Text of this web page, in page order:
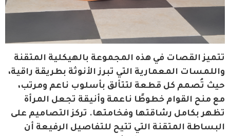
تتميز القصات في هذه المجموعة بالهيكلية المتقنة
واللمسات المعمارية التي تبرز الأنوثة بطريقة راقية،
حيث تُصمم كل قطعة لتتألق بأسلوب ناعم ومرتب،
مع منح القوام خطوطًا ناعمة وأنيقة تجعل المرأة
تظهر بكامل رشاقتها وفخامتها. تركز التصاميم على
البساطة المتقنة التي تتيح للتفاصيل الرفيعة أن